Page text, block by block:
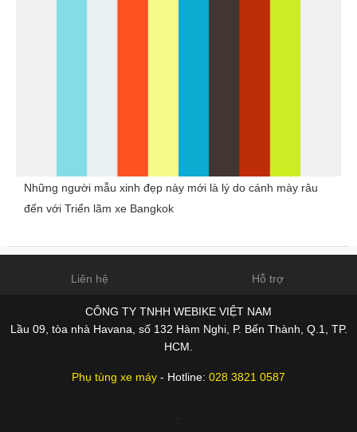
Những người mẫu xinh đẹp này mới là lý do cánh mày râu
đến với Triển lãm xe Bangkok
Liên hệ Hỗ trợ
CÔNG TY TNHH WEBIKE VIỆT NAM
Lầu 09, tòa nhà Havana, số 132 Hàm Nghi, P. Bến Thành, Q.1, TP.
HCM.
Phụ tùng xe máy - Hotline: 028 3821 0587